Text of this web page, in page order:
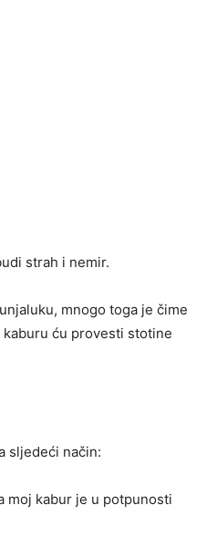
strah i nemir.
mnogo toga je čime
kaburu ću provesti stotine
sljedeći način:
moj kabur je u potpunosti